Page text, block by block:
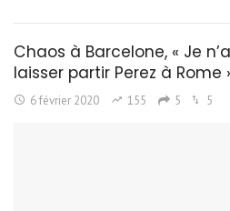
Chaos à Barcelone, « Je
laisser partir Perez à Rome
6 février 2020 155 5 5